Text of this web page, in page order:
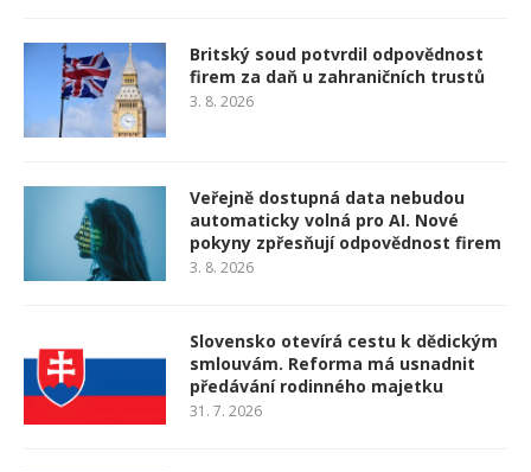
Britský soud potvrdil odpovědnost
firem za daň u zahraničních trustů
3. 8. 2026
Veřejně dostupná data nebudou
automaticky volná pro AI. Nové
pokyny zpřesňují odpovědnost firem
3. 8. 2026
Slovensko otevírá cestu k dědickým
smlouvám. Reforma má usnadnit
předávání rodinného majetku
31. 7. 2026